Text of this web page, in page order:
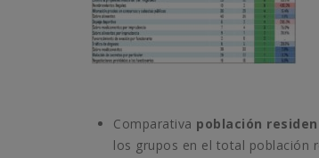
Comparativa población
los grupos en el total población